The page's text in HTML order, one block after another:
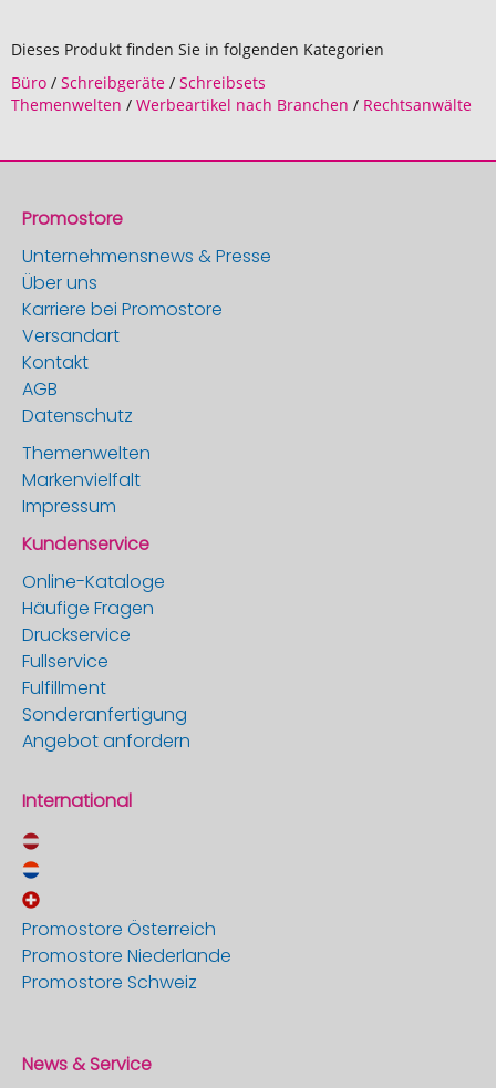
Dieses Produkt finden Sie in folgenden Kategorien
Büro / Schreibgeräte / Schreibsets
Themenwelten / Werbeartikel nach Branchen / Rechtsanwälte
Promostore
Unternehmensnews & Presse
Über uns
Karriere bei Promostore
Versandart
Kontakt
AGB
Datenschutz
Themenwelten
Markenvielfalt
Impressum
Kundenservice
Online-Kataloge
Häufige Fragen
Druckservice
Fullservice
Fulfillment
Sonderanfertigung
Angebot anfordern
International
Promostore Österreich
Promostore Niederlande
Promostore Schweiz
News & Service